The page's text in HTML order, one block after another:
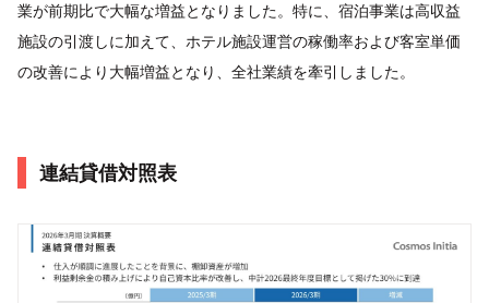
業が前期比で大幅な増益となりました。特に、宿泊事業は高収益
施設の引渡しに加えて、ホテル施設運営の稼働率および客室単価
の改善により大幅増益となり、全社業績を牽引しました。
連結貸借対照表